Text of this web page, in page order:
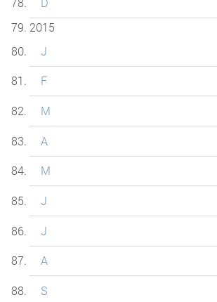
D
2015
J
F
M
A
M
J
J
A
S